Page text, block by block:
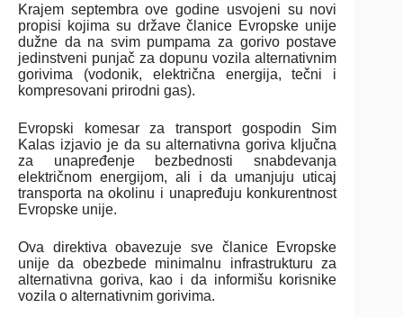
Krajem septembra ove godine usvojeni su novi
propisi kojima su države članice Evropske unije
dužne da na svim pumpama za gorivo postave
jedinstveni punjač za dopunu vozila alternativnim
gorivima (vodonik, električna energija, tečni i
kompresovani prirodni gas).
Evropski komesar za transport gospodin Sim
Kalas izjavio je da su alternativna goriva ključna
za unapređenje bezbednosti snabdevanja
električnom energijom, ali i da umanjuju uticaj
transporta na okolinu i unapređuju konkurentnost
Evropske unije.
Ova direktiva obavezuje sve članice Evropske
unije da obezbede minimalnu infrastrukturu za
alternativna goriva, kao i da informišu korisnike
vozila o alternativnim gorivima.